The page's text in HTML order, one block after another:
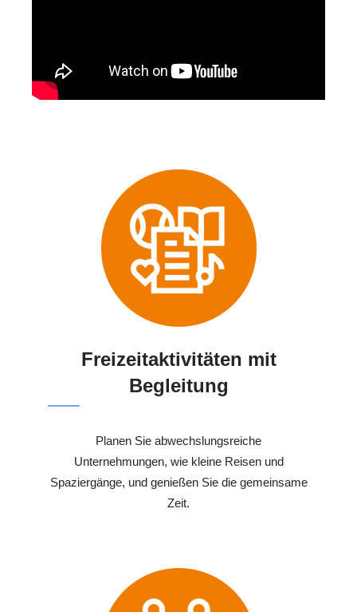
Freizeitaktivitäten mit
Begleitung
Planen Sie abwechslungsreiche
Unternehmungen, wie kleine Reisen und
Spaziergänge, und genießen Sie die gemeinsame
Zeit.